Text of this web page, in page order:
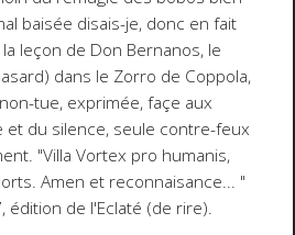
baisée disais-je, donc en fait
leçon de Don Bernanos, le
dans le Zorro de Coppola,
tue, exprimée, façe aux
et du silence, seule contre-feux
"Villa Vortex pro humanis,
Amen et reconnaisance... "
édition de l'Eclaté (de rire).